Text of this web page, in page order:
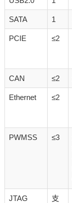
SATA 1
PCIE ≤2
CAN ≤2
Ethernet ≤2
PWMSS ≤3
JTAG
支